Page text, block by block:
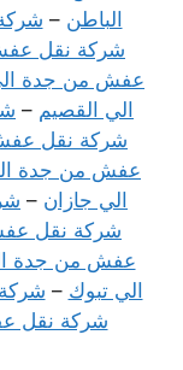
الباطن– شركة
شركة نقل عفش
عفش من جدة الي
الي القصيم–
شركة نقل عفش
عفش من جدة الي
الي جازان –
شركة نقل عفش
عفش من جدة الي
الي تبوك– شركة
شركة نقل